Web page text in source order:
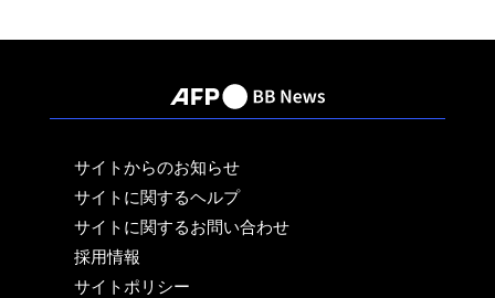
サイトからのお知らせ
サイトに関するヘルプ
サイトに関するお問い合わせ
採用情報
サイトポリシー